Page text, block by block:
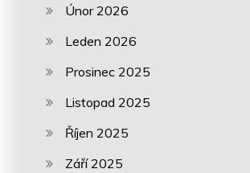
Únor 2026
Leden 2026
Prosinec 2025
Listopad 2025
Říjen 2025
Září 2025